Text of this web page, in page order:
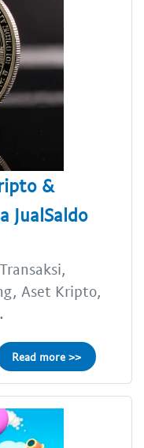
&
JualSaldo
Aset Kripto,
Read more >>